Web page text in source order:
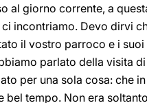
al giorno corrente, a
incontriamo. Devo dirvi
il vostro parroco e i suoi
parlato della visita
per una sola cosa: che
bel tempo. Non era soltanto